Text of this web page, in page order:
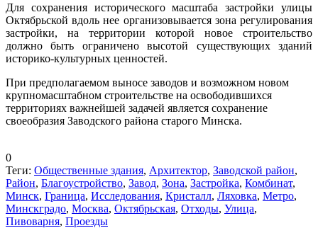
Для сохранения исторического масштаба застройки улицы
Октябрьской вдоль нее организовывается зона регулирования
застройки, на территории которой новое строительство
должно быть ограничено высотой существующих зданий
историко-культурных ценностей.
При предполагаемом выносе заводов и возможном новом
крупномасштабном строительстве на освободившихся
территориях важнейшей задачей является сохранение
своеобразия Заводского района старого Минска.
0
Теги: Общественные здания, Архитектор, Заводской район,
Район, Благоустройство, Завод, Зона, Застройка, Комбинат,
Минск, Граница, Исследования, Кристалл, Ляховка, Метро,
Минскградо, Москва, Октябрьская, Отходы, Улица,
Пивоварня, Проезды